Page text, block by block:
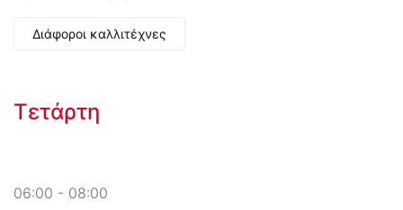
Διάφοροι καλλιτέχνες
Τετάρτη
06:00 - 08:00